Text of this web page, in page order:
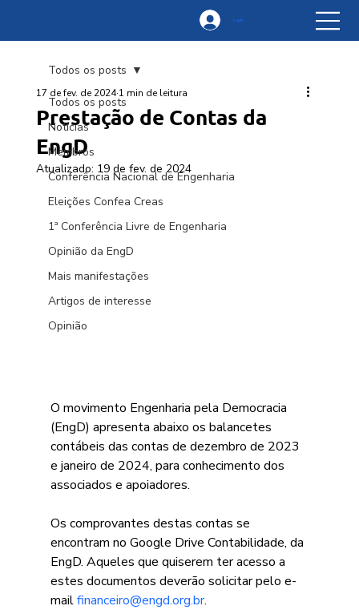
Login
Todos os posts
Notícias
Membros
Conferência Nacional de Engenharia
Eleições Confea Creas
1ª Conferência Livre de Engenharia
Opinião da EngD
Mais manifestações
Artigos de interesse
Opinião
Todos os posts
Prestação de Contas da
EngD
17 de fev. de 2024 1 min de leitura
Atualizado: 19 de fev. de 2024
O movimento Engenharia pela Democracia
(EngD) apresenta abaixo os balancetes
contábeis das contas de dezembro de 2023
e janeiro de 2024, para conhecimento dos
associados e apoiadores.
Os comprovantes destas contas se
encontram no Google Drive Contabilidade, da
EngD. Aqueles que quiserem ter acesso a
estes documentos deverão solicitar pelo e-
mail financeiro@engd.org.br.